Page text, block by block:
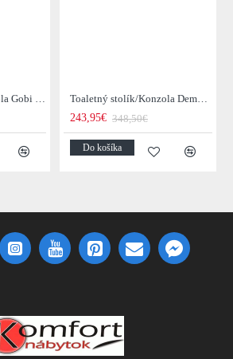
Toaletný stolík/Konzola Gobi 22-25 Mango drevo
Toaletný stolík/Konzola Demn 21-18 Acacia drevo
243,95€ 348,50€
Do košíka